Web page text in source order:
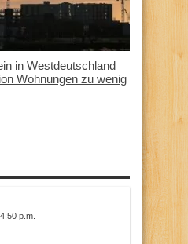
in Westdeutschland
Wohnungen zu wenig
p.m.